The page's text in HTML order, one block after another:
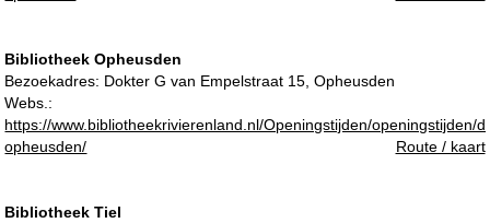
Bibliotheek Opheusden
Bezoekadres: Dokter G van Empelstraat 15, Opheusden
Webs.:
https://www.bibliotheekrivierenland.nl/Openingstijden/openingstijden/
opheusden/
Route / kaart
Bibliotheek Tiel